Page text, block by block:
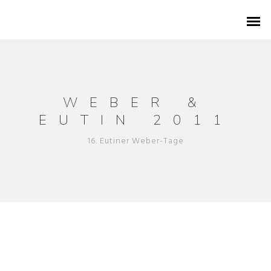
1802 – WEBER IN EUTIN
WEBER &
EUTIN 2011
16. Eutiner Weber-Tage